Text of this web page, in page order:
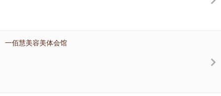
一佰慧美容美体会馆